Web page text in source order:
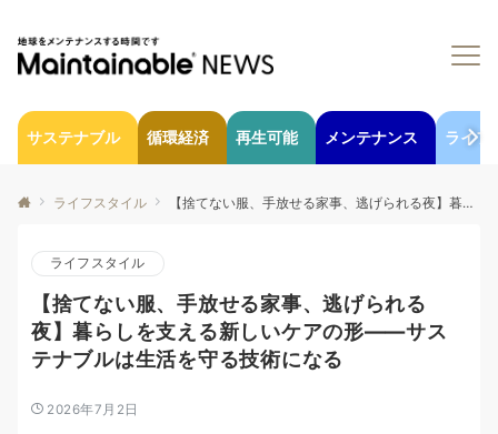
サステナブル 循環経済 再生可能 メンテナンス ライフ
ライフスタイル 【捨てない服、手放せる家事、逃げられる夜】暮らしを支える新しいケアの形——サステナブルは生活を守る技術になる
ライフスタイル
【捨てない服、手放せる家事、逃げられる
夜】暮らしを支える新しいケアの形——サス
テナブルは生活を守る技術になる
2026年7月2日